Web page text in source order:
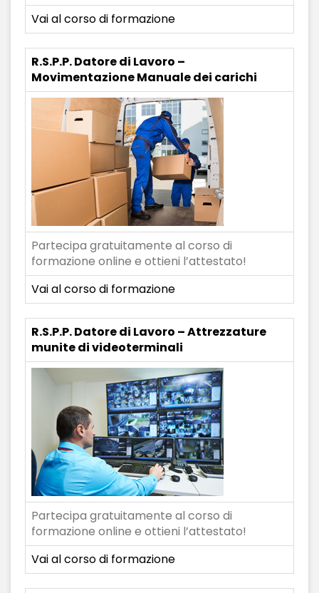
Vai al corso di formazione
R.S.P.P. Datore di Lavoro –
Movimentazione Manuale dei carichi
Partecipa gratuitamente al corso di
formazione online e ottieni l’attestato!
Vai al corso di formazione
R.S.P.P. Datore di Lavoro – Attrezzature
munite di videoterminali
Partecipa gratuitamente al corso di
formazione online e ottieni l’attestato!
Vai al corso di formazione